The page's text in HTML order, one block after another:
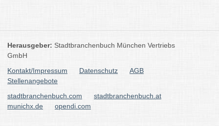
Herausgeber: Stadtbranchenbuch München Vertriebs
GmbH
Kontakt/Impressum
Datenschutz
AGB
Stellenangebote
stadtbranchenbuch.com
stadtbranchenbuch.at
munichx.de
opendi.com